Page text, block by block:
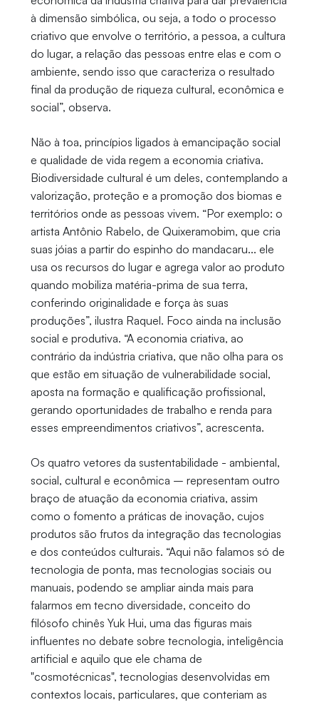
à dimensão simbólica, ou seja, a todo o processo
criativo que envolve o território, a pessoa, a cultura
do lugar, a relação das pessoas entre elas e com o
ambiente, sendo isso que caracteriza o resultado
final da produção de riqueza cultural, econômica e
social”, observa.
Não à toa, princípios ligados à emancipação social
e qualidade de vida regem a economia criativa.
Biodiversidade cultural é um deles, contemplando a
valorização, proteção e a promoção dos biomas e
territórios onde as pessoas vivem. “Por exemplo: o
artista Antônio Rabelo, de Quixeramobim, que cria
suas jóias a partir do espinho do mandacaru... ele
usa os recursos do lugar e agrega valor ao produto
quando mobiliza matéria-prima de sua terra,
conferindo originalidade e força às suas
produções”, ilustra Raquel. Foco ainda na inclusão
social e produtiva. “A economia criativa, ao
contrário da indústria criativa, que não olha para os
que estão em situação de vulnerabilidade social,
aposta na formação e qualificação profissional,
gerando oportunidades de trabalho e renda para
esses empreendimentos criativos”, acrescenta.
Os quatro vetores da sustentabilidade - ambiental,
social, cultural e econômica – representam outro
braço de atuação da economia criativa, assim
como o fomento a práticas de inovação, cujos
produtos são frutos da integração das tecnologias
e dos conteúdos culturais. “Aqui não falamos só de
tecnologia de ponta, mas tecnologias sociais ou
manuais, podendo se ampliar ainda mais para
falarmos em tecno diversidade, conceito do
filósofo chinês Yuk Hui, uma das figuras mais
influentes no debate sobre tecnologia, inteligência
artificial e aquilo que ele chama de
"cosmotécnicas", tecnologias desenvolvidas em
contextos locais, particulares, que conteriam as